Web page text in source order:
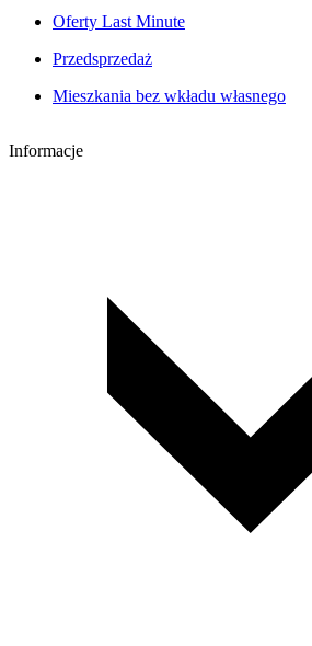
Oferty Last Minute
Przedsprzedaż
Mieszkania bez wkładu własnego
Informacje